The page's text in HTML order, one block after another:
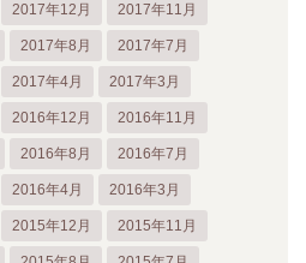
2017年12月 2017年11月
2017年8月 2017年7月
2017年4月 2017年3月
2016年12月 2016年11月
2016年8月 2016年7月
2016年4月 2016年3月
2015年12月 2015年11月